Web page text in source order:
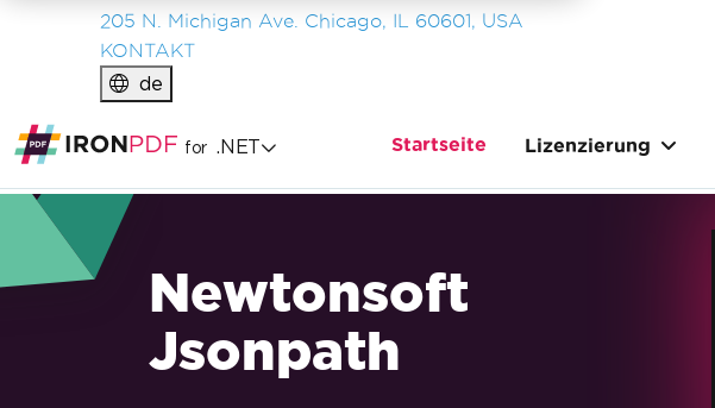
205 N. Michigan Ave. Chicago, IL 60601, USA
KONTAKT
de
for .NET Startseite Lizenzierung
Newtonsoft
Jsonpath